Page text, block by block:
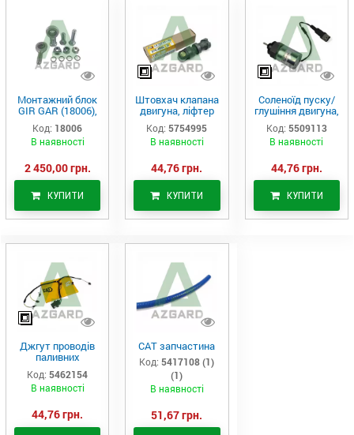
Монтажний блок
GIR GAR (18006),
Аналог
Код: 18006
В наявності
2 450,00 грн.
КУПИТИ
Штовхач клапана
двигуна, ліфтер
(575-4995)
Код: 5754995
В наявності
44,76 грн.
КУПИТИ
Соленоїд пуску/
глушіння двигуна,
актуатор (550-
9113)
Код: 5509113
В наявності
44,76 грн.
КУПИТИ
Джгут проводів
паливних
форсунок CAT
C7/C9 (546-2154)
Код: 5462154
В наявності
44,76 грн.
САТ запчастина
Код: 5417108 (1)
(1)
В наявності
51,67 грн.